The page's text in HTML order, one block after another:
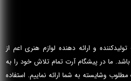
و ارائه دهنده لوازم هنری اعم از
ما در پیشگام آرت تمام تلاش خود را به
مطلوب وشایسته به شما ارائه نماییم. استفاده